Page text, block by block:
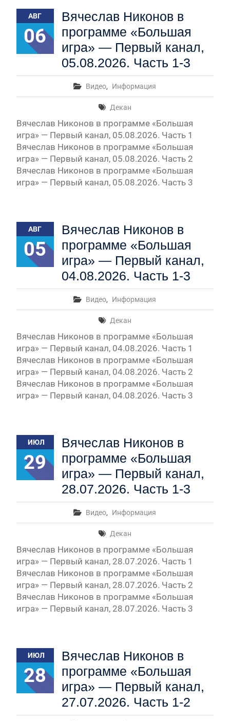
Вячеслав Никонов в программе «Большая игра» —
Первый канал, 27.07.2026. Часть 1-2
Конкурсные списки лиц, прошедших
вступительные испытания в МГУ имени
М.В.Ломоносова в 2026 году по каждому
Вячеслав Никонов в программе «Большая игра» —
Первый канал, 24.07.2026. Часть 1-2
Вячеслав Никонов в программе «Большая игра» —
Первый канал, 06.08.2026. Часть 1-3
АВГ
06
Вячеслав Никонов в
программе «Большая
игра» — Первый канал,
05.08.2026. Часть 1-3
Видео, Информация
Декан
Вячеслав Никонов в программе «Большая
игра» — Первый канал, 05.08.2026. Часть 1
Вячеслав Никонов в программе «Большая
игра» — Первый канал, 05.08.2026. Часть 2
Вячеслав Никонов в программе «Большая
игра» — Первый канал, 05.08.2026. Часть 3
АВГ
05
Вячеслав Никонов в
программе «Большая
игра» — Первый канал,
04.08.2026. Часть 1-3
Видео, Информация
Декан
Вячеслав Никонов в программе «Большая
игра» — Первый канал, 04.08.2026. Часть 1
Вячеслав Никонов в программе «Большая
игра» — Первый канал, 04.08.2026. Часть 2
Вячеслав Никонов в программе «Большая
игра» — Первый канал, 04.08.2026. Часть 3
ИЮЛ
29
Вячеслав Никонов в
программе «Большая
игра» — Первый канал,
28.07.2026. Часть 1-3
Видео, Информация
Декан
Вячеслав Никонов в программе «Большая
игра» — Первый канал, 28.07.2026. Часть 1
Вячеслав Никонов в программе «Большая
игра» — Первый канал, 28.07.2026. Часть 2
Вячеслав Никонов в программе «Большая
игра» — Первый канал, 28.07.2026. Часть 3
ИЮЛ
28
Вячеслав Никонов в
программе «Большая
игра» — Первый канал,
27.07.2026. Часть 1-2